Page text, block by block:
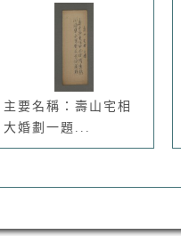
主要名稱：壽山宅相
大婚劃一題...